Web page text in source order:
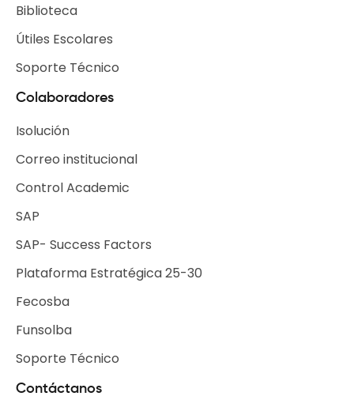
Biblioteca
Útiles Escolares
Soporte Técnico
Colaboradores
Isolución
Correo institucional
Control Academic
SAP
SAP- Success Factors
Plataforma Estratégica 25-30
Fecosba
Funsolba
Soporte Técnico
Contáctanos